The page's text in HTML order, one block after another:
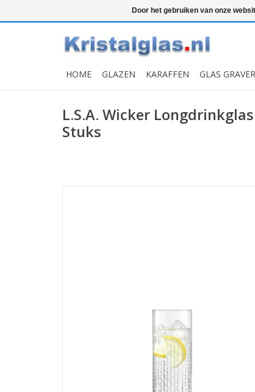
Snelle levering Graveren
HOME GLAZEN KARAFFEN GLAS
L.S.A. Wicker
Stuks
Door het gebruiken van onze